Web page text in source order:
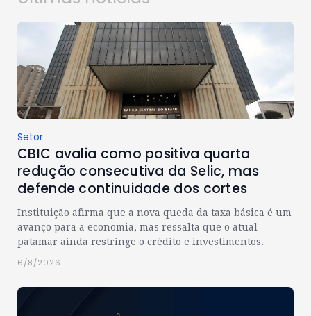
Setor
CBIC avalia como positiva quarta
redução consecutiva da Selic, mas
defende continuidade dos cortes
Instituição afirma que a nova queda da taxa básica é um
avanço para a economia, mas ressalta que o atual
patamar ainda restringe o crédito e investimentos.
6/8/2026